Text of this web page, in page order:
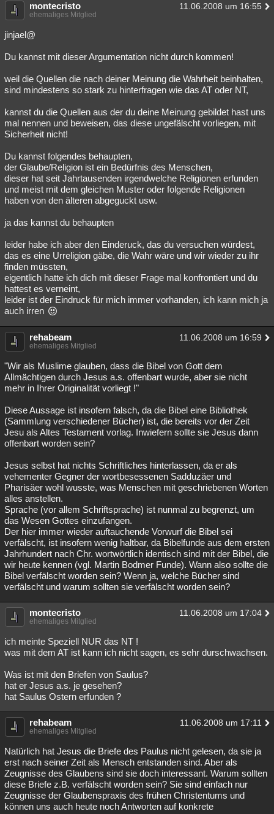
montecristo 11.06.2008 um 16:55
ehemaliges Mitglied
jinjael@
Du kannst mit dieser Argumentation nicht durch kommen!
weil die Quellen die nach deiner Meinung die Wahrheit beinhalten,
sind mindestens so stark zu hinterfragen wie das AT oder NT,
kannst du die Quellen aus der du deine Meinung gebildet hast uns
mal nennen und beweisen, das diese ungefälscht vorliegen, mit
Sicherheit nicht!
Du kannst folgendes behaupten,
der Glaube/Religion ist ein Bedürfnis des Menschen,
dieser hat seit Jahrtausenden irgendwelche Religionen erfunden
und meist mit dem gleichen Muster oder folgende Religionen
haben von den älteren abgeguckt usw.
ja das kannst du behaupten
leider habe ich aber den Einderuck, das du versuchen würdest,
das es eine Urreligion gäbe, die Wahr wäre und wir wieder zu ihr
finden müssten,
eigentlich hatte ich dich mit dieser Frage mal konfrontiert und du
hattest es verneint,
leider ist der Eindruck für mich immer vorhanden, ich kann mich ja
auch irren
rehabeam 11.06.2008 um 16:59
ehemaliges Mitglied
"Wir als Muslime glauben, dass die Bibel von Gott dem
Allmächtigen durch Jesus a.s. offenbart wurde, aber sie nicht
mehr in Ihrer Originalität vorliegt !"
Diese Aussage ist insofern falsch, da die Bibel eine Bibliothek
(Sammlung verschiedener Bücher) ist, die bereits vor der Zeit
Jesu als Altes Testament vorlag. Inwiefern sollte sie Jesus dann
offenbart worden sein?
Jesus selbst hat nichts Schriftliches hinterlassen, da er als
vehementer Gegner der wortbesessenen Sadduzäer und
Pharisäer wohl wusste, was Menschen mit geschriebenen Worten
alles anstellen.
Sprache (vor allem Schriftsprache) ist nunmal zu begrenzt, um
das Wesen Gottes einzufangen.
Der hier immer wieder auftauchende Vorwurf die Bibel sei
verfälscht, ist insofern wenig haltbar, da Bibelfunde aus dem ersten
Jahrhundert nach Chr. wortwörtlich identisch sind mit der Bibel, die
wir heute kennen (vgl. Martin Bodmer Funde). Wann also sollte die
Bibel verfälscht worden sein? Wenn ja, welche Bücher sind
verfälscht und warum sollten sie verfälscht worden sein?
montecristo 11.06.2008 um 17:04
ehemaliges Mitglied
ich meinte Speziell NUR das NT !
was mit dem AT ist kann ich nicht sagen, es sehr durschwachsen.
Was ist mit den Briefen von Saulus?
hat er Jesus a.s. je gesehen?
hat Saulus Ostern erfunden ?
rehabeam 11.06.2008 um 17:11
ehemaliges Mitglied
Natürlich hat Jesus die Briefe des Paulus nicht gelesen, da sie ja
erst nach seiner Zeit als Mensch entstanden sind. Aber als
Zeugnisse des Glaubens sind sie doch interessant. Warum sollten
diese Briefe z.B. verfälscht worden sein? Sie sind einfach nur
Zeugnisse der Glaubenspraxis des frühen Christentums und
können uns auch heute noch Antworten auf konkrete